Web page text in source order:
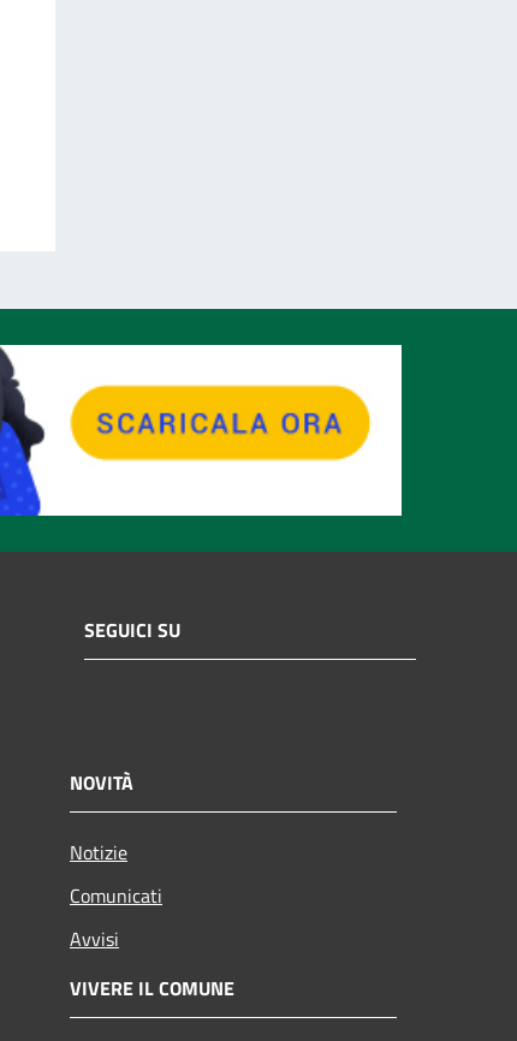
SEGUICI SU
NOVITÀ
Notizie
Comunicati
Avvisi
VIVERE IL COMUNE